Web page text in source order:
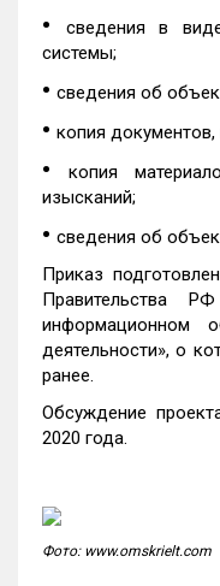
•
сведения в
системы;
• сведения об
• копия документов,
•
копия
изысканий;
• сведения об
Приказ
Правительства
информационном
деятельности», о
ранее.
Обсуждение
2020 года.
Фото: www.omskrielt.com